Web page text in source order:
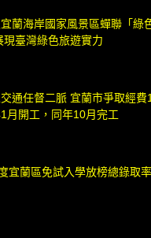
蘭海岸國家風景區蟬聯「綠
現臺灣綠色旅遊實力
通任督二脈 宜蘭市爭取經費
月開工，同年10月完工
宜蘭區免試入學放榜總錄取